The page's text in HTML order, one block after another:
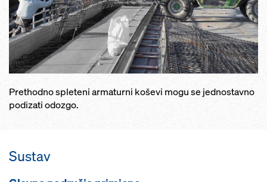
Prethodno spleteni armaturni koševi mogu se jednostavno
podizati odozgo.
Sustav